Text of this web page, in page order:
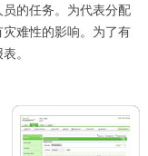
的任务。为代表分配
难性的影响。为了有
。